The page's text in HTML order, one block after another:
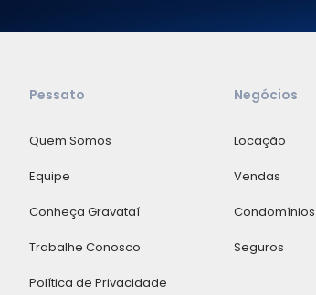
Pessato
Quem Somos
Equipe
Conheça Gravataí
Trabalhe Conosco
Política de Privacidade
Negócios
Locação
Vendas
Condomínios
Seguros